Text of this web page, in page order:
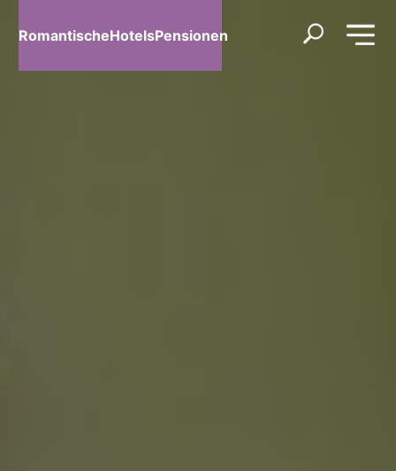
RomantischeHotelsPensionen